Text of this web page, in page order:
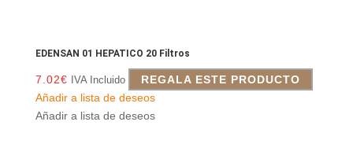
EDENSAN 01 HEPATICO 20 Filtros
7.02€ IVA Incluido
REGALA ESTE PRODUCTO
Añadir a lista de deseos
Añadir a lista de deseos